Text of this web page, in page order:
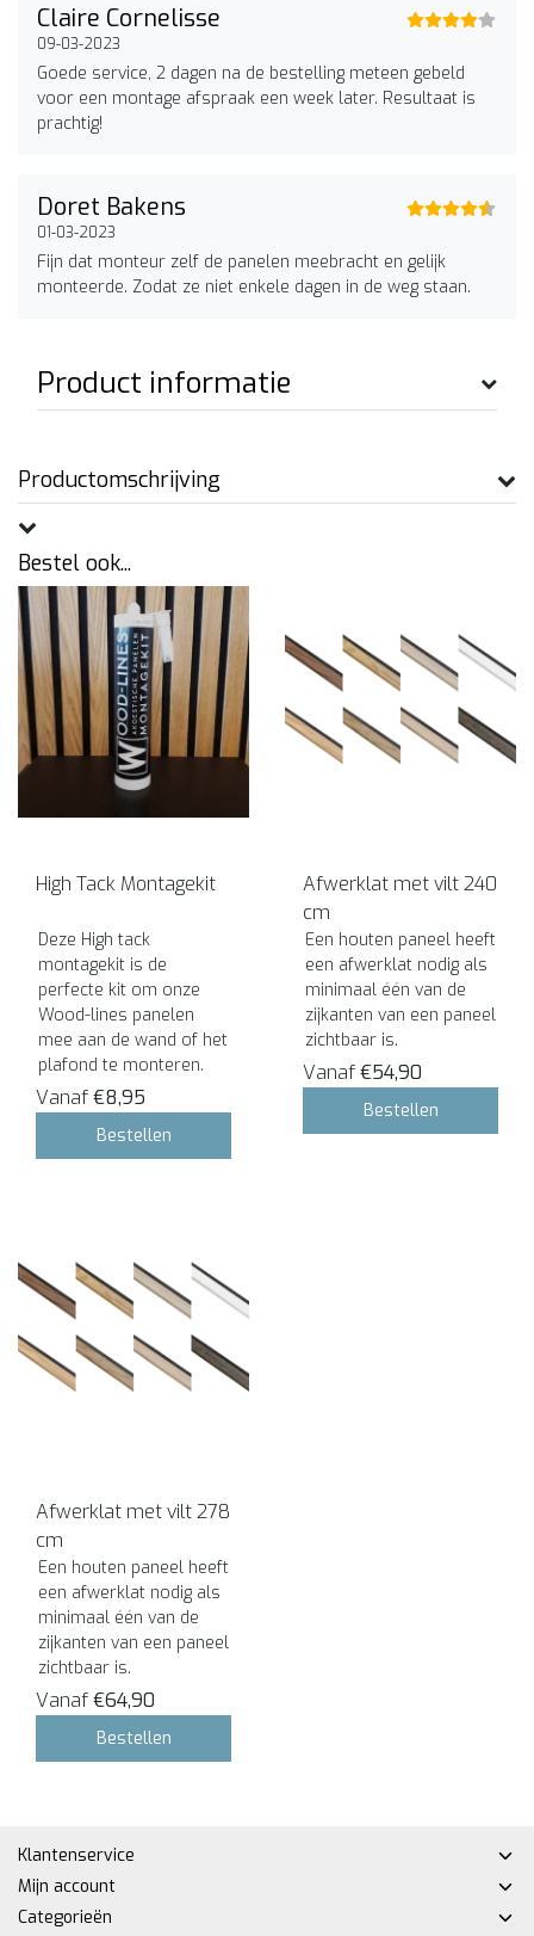
Claire Cornelisse
09-03-2023
Goede service, 2 dagen na de bestelling meteen gebeld
voor een montage afspraak een week later. Resultaat is
prachtig!
Doret Bakens
01-03-2023
Fijn dat monteur zelf de panelen meebracht en gelijk
monteerde. Zodat ze niet enkele dagen in de weg staan.
Product informatie
Productomschrijving
Bestel ook...
High Tack Montagekit
Deze High tack
montagekit is de
perfecte kit om onze
Wood-lines panelen
mee aan de wand of het
plafond te monteren.
Vanaf€8,95
Bestellen
Afwerklat met vilt 240
cm
Een houten paneel heeft
een afwerklat nodig als
minimaal één van de
zijkanten van een paneel
zichtbaar is.
Vanaf€54,90
Bestellen
Afwerklat met vilt 278
cm
Een houten paneel heeft
een afwerklat nodig als
minimaal één van de
zijkanten van een paneel
zichtbaar is.
Vanaf€64,90
Bestellen
Klantenservice
Mijn account
Categorieën